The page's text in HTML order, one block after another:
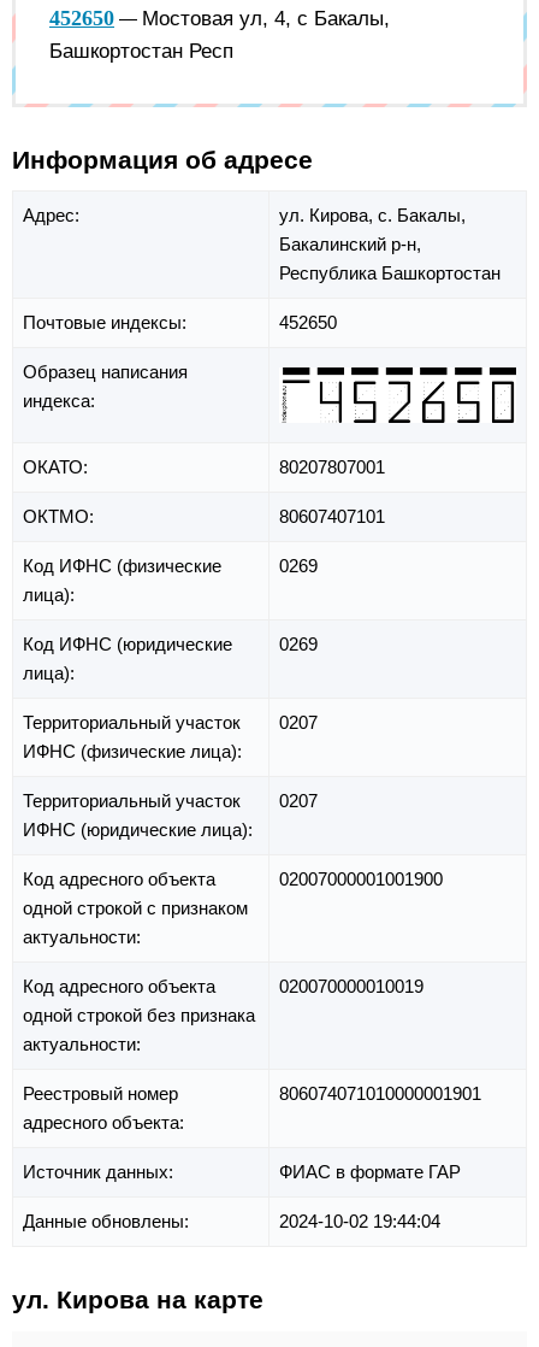
452650 — Мостовая ул, 4, с Бакалы,
Башкортостан Респ
Информация об адресе
Адрес: ул. Кирова, с. Бакалы,
Бакалинский р-н,
Республика Башкортостан
Почтовые индексы: 452650
Образец написания
индекса:
ОКАТО: 80207807001
ОКТМО: 80607407101
Код ИФНС (физические
лица):
0269
Код ИФНС (юридические
лица):
0269
Территориальный участок
ИФНС (физические лица):
0207
Территориальный участок
ИФНС (юридические лица):
0207
Код адресного объекта
одной строкой с признаком
актуальности:
02007000001001900
Код адресного объекта
одной строкой без признака
актуальности:
020070000010019
Реестровый номер
адресного объекта:
806074071010000001901
Источник данных: ФИАС в формате ГАР
Данные обновлены: 2024-10-02 19:44:04
ул. Кирова на карте